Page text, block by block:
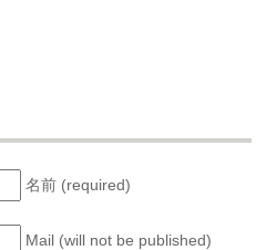
名前 (required)
Mail (will not be published)